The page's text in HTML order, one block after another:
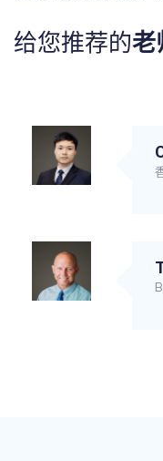
给您推荐的老